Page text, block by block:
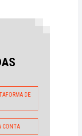
DE
CONTA